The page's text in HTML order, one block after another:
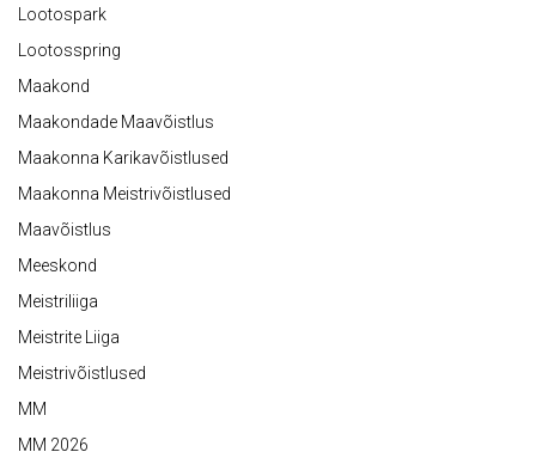
Lootospark
Lootosspring
Maakond
Maakondade Maavõistlus
Maakonna Karikavõistlused
Maakonna Meistrivõistlused
Maavõistlus
Meeskond
Meistriliiga
Meistrite Liiga
Meistrivõistlused
MM
MM 2026